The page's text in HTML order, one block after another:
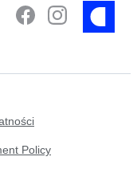
Policy